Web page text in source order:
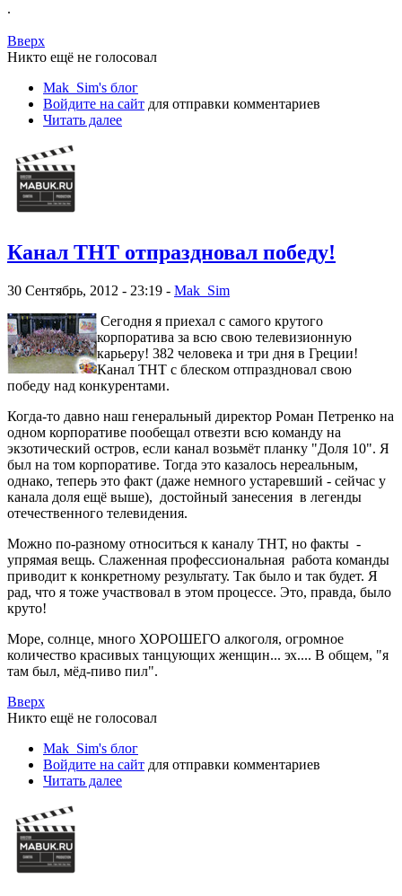
.
Вверх
Никто ещё не голосовал
Mak_Sim's блог
Войдите на сайт для отправки комментариев
Читать далее
Канал ТНТ отпраздновал победу!
30 Сентябрь, 2012 - 23:19 - Mak_Sim
Сегодня я приехал с самого крутого
корпоратива за всю свою телевизионную
карьеру! 382 человека и три дня в Греции!
Канал ТНТ с блеском отпраздновал свою
победу над конкурентами.
Когда-то давно наш генеральный директор Роман Петренко на
одном корпоративе пообещал отвезти всю команду на
экзотический остров, если канал возьмёт планку "Доля 10". Я
был на том корпоративе. Тогда это казалось нереальным,
однако, теперь это факт (даже немного устаревший - сейчас у
канала доля ещё выше), достойный занесения в легенды
отечественного телевидения.
Можно по-разному относиться к каналу ТНТ, но факты -
упрямая вещь. Слаженная профессиональная работа команды
приводит к конкретному результату. Так было и так будет. Я
рад, что я тоже участвовал в этом процессе. Это, правда, было
круто!
Море, солнце, много ХОРОШЕГО алкоголя, огромное
количество красивых танцующих женщин... эх.... В общем, "я
там был, мёд-пиво пил".
Вверх
Никто ещё не голосовал
Mak_Sim's блог
Войдите на сайт для отправки комментариев
Читать далее